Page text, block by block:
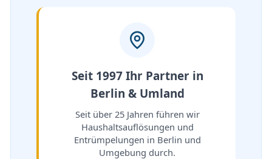
Seit 1997 Ihr Partner in
Berlin & Umland
Seit über 25 Jahren führen wir
Haushaltsauflösungen und
Entrümpelungen in Berlin und
Umgebung durch.